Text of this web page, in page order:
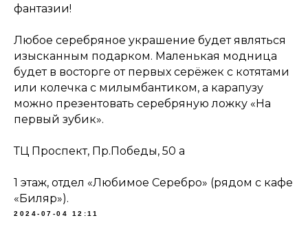
фантазии!
Любое серебряное украшение будет являться
изысканным подарком. Маленькая модница
будет в восторге от первых серёжек с котятами
или колечка с милымбантиком, а карапузу
можно презентовать серебряную ложку «На
первый зубик».
ТЦ Проспект, Пр.Победы, 50 а
1 этаж, отдел «Любимое Серебро» (рядом с кафе
«Биляр»).
2024-07-04 12:11